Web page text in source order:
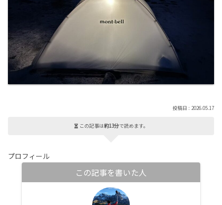
2026.05.17
この記事は約13分で読めます。
プロフィール
この記事を書いた人